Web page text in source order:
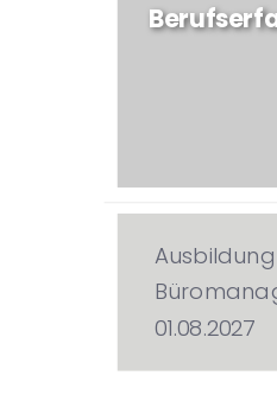
01.08.2027